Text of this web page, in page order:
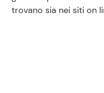
trovano sia nei siti on